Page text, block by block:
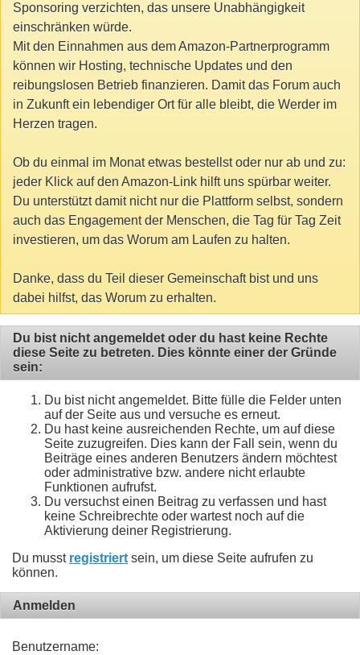
Sponsoring verzichten, das unsere Unabhängigkeit
einschränken würde.
Mit den Einnahmen aus dem Amazon-Partnerprogramm
können wir Hosting, technische Updates und den
reibungslosen Betrieb finanzieren. Damit das Forum auch
in Zukunft ein lebendiger Ort für alle bleibt, die Werder im
Herzen tragen.
Ob du einmal im Monat etwas bestellst oder nur ab und zu:
jeder Klick auf den Amazon-Link hilft uns spürbar weiter.
Du unterstützt damit nicht nur die Plattform selbst, sondern
auch das Engagement der Menschen, die Tag für Tag Zeit
investieren, um das Worum am Laufen zu halten.
Danke, dass du Teil dieser Gemeinschaft bist und uns
dabei hilfst, das Worum zu erhalten.
Du bist nicht angemeldet oder du hast keine Rechte
diese Seite zu betreten. Dies könnte einer der Gründe
sein:
Du bist nicht angemeldet. Bitte fülle die Felder unten
auf der Seite aus und versuche es erneut.
Du hast keine ausreichenden Rechte, um auf diese
Seite zuzugreifen. Dies kann der Fall sein, wenn du
Beiträge eines anderen Benutzers ändern möchtest
oder administrative bzw. andere nicht erlaubte
Funktionen aufrufst.
Du versuchst einen Beitrag zu verfassen und hast
keine Schreibrechte oder wartest noch auf die
Aktivierung deiner Registrierung.
Du musst registriert sein, um diese Seite aufrufen zu
können.
Anmelden
Benutzername: